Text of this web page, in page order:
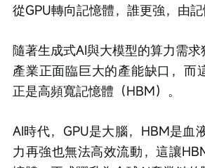
從GPU轉向記憶體，誰更強，由記
隨著生成式AI與大模型的算力需
產業正面臨巨大的產能缺口，而
正是高頻寬記憶體（HBM）。
AI時代，GPU是大腦，HBM是血
力再強也無法高效流動，這讓